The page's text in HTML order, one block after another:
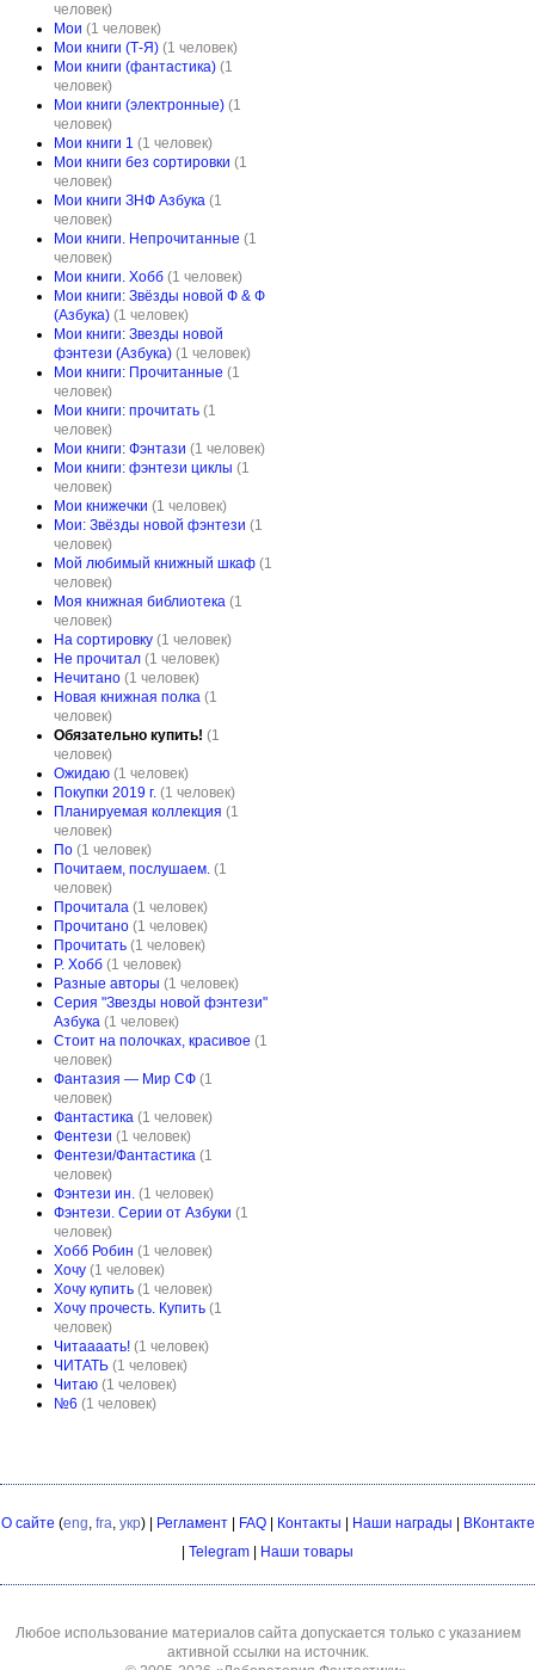
человек)
Мои (1 человек)
Мои книги (Т-Я) (1 человек)
Мои книги (фантастика) (1
человек)
Мои книги (электронные) (1
человек)
Мои книги 1 (1 человек)
Мои книги без сортировки (1
человек)
Мои книги ЗНФ Азбука (1
человек)
Мои книги. Непрочитанные (1
человек)
Мои книги. Хобб (1 человек)
Мои книги: Звёзды новой Ф & Ф
(Азбука) (1 человек)
Мои книги: Звезды новой
фэнтези (Азбука) (1 человек)
Мои книги: Прочитанные (1
человек)
Мои книги: прочитать (1
человек)
Мои книги: Фэнтази (1 человек)
Мои книги: фэнтези циклы (1
человек)
Мои книжечки (1 человек)
Мои: Звёзды новой фэнтези (1
человек)
Мой любимый книжный шкаф (1
человек)
Моя книжная библиотека (1
человек)
На сортировку (1 человек)
Не прочитал (1 человек)
Нечитано (1 человек)
Новая книжная полка (1
человек)
Обязательно купить! (1
человек)
Ожидаю (1 человек)
Пoкупки 2019 г. (1 человек)
Планируемая коллекция (1
человек)
По (1 человек)
Почитаем, послушаем. (1
человек)
Прочитала (1 человек)
Прочитано (1 человек)
Прочитать (1 человек)
Р. Хобб (1 человек)
Разные авторы (1 человек)
Серия "Звезды новой фэнтези"
Азбука (1 человек)
Стоит на полочках, красивое (1
человек)
Фантазия — Мир СФ (1
человек)
Фантастика (1 человек)
Фентези (1 человек)
Фентези/Фантастика (1
человек)
Фэнтези ин. (1 человек)
Фэнтези. Серии от Азбуки (1
человек)
Хобб Робин (1 человек)
Хочу (1 человек)
Хочу купить (1 человек)
Хочу прочесть. Купить (1
человек)
Читаааать! (1 человек)
ЧИТАТЬ (1 человек)
Читаю (1 человек)
№6 (1 человек)
О сайте (eng, fra, укр) | Регламент| FAQ| Контакты Наши награды
ВКонтакте
Telegram Наши товары
Любое использование материалов сайта допускается только с указанием
активной ссылки на источник.